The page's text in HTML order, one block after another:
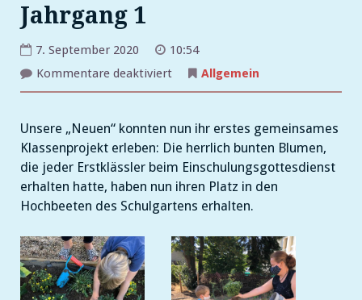
Jahrgang 1
7. September 2020
10:54
Kommentare deaktiviertfür
Klassenprojekt
1
Allgemein
Unsere „Neuen“ konnten nun ihr erstes gemeinsames
Klassenprojekt erleben: Die herrlich bunten Blumen,
die jeder Erstklässler beim Einschulungsgottesdienst
erhalten hatte, haben nun ihren Platz in den
Hochbeeten des Schulgartens erhalten.